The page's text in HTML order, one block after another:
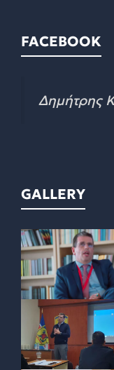
FACEBOOK
Δημήτρης
GALLERY